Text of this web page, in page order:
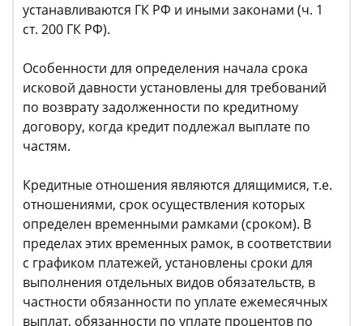
устанавливаются ГК РФ и иными законами (ч. 1
ст. 200 ГК РФ).
Особенности для определения начала срока
исковой давности установлены для требований
по возврату задолженности по кредитному
договору, когда кредит подлежал выплате по
частям.
Кредитные отношения являются длящимися, т.е.
отношениями, срок осуществления которых
определен временными рамками (сроком). В
пределах этих временных рамок, в соответствии
с графиком платежей, установлены сроки для
выполнения отдельных видов обязательств, в
частности обязанности по уплате ежемесячных
выплат, обязанности по уплате процентов по